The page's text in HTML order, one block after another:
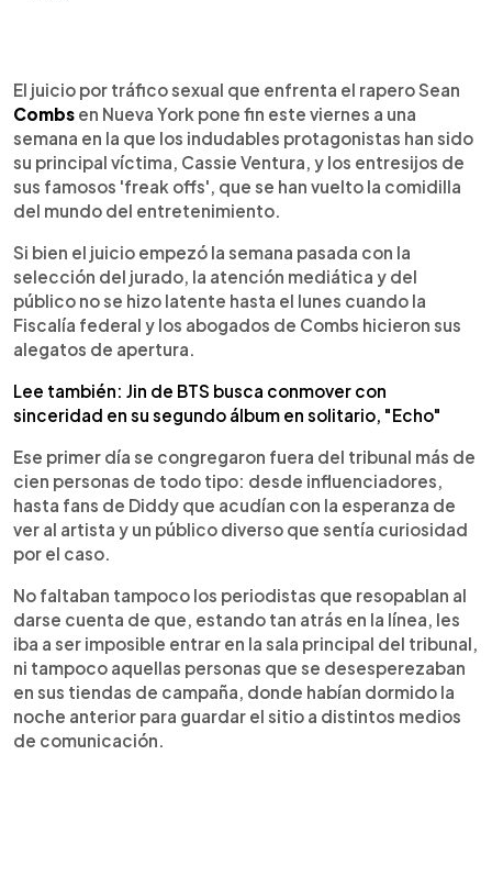
Escuchar artículo
El juicio por tráfico sexual que enfrenta el rapero Sean
Combs en Nueva York pone fin este viernes a una
semana en la que los indudables protagonistas han sido
su principal víctima, Cassie Ventura, y los entresijos de
sus famosos 'freak offs', que se han vuelto la comidilla
del mundo del entretenimiento.
Si bien el juicio empezó la semana pasada con la
selección del jurado, la atención mediática y del
público no se hizo latente hasta el lunes cuando la
Fiscalía federal y los abogados de Combs hicieron sus
alegatos de apertura.
Lee también: Jin de BTS busca conmover con
sinceridad en su segundo álbum en solitario, "Echo"
Ese primer día se congregaron fuera del tribunal más de
cien personas de todo tipo: desde influenciadores,
hasta fans de Diddy que acudían con la esperanza de
ver al artista y un público diverso que sentía curiosidad
por el caso.
No faltaban tampoco los periodistas que resopablan al
darse cuenta de que, estando tan atrás en la línea, les
iba a ser imposible entrar en la sala principal del tribunal,
ni tampoco aquellas personas que se desesperezaban
en sus tiendas de campaña, donde habían dormido la
noche anterior para guardar el sitio a distintos medios
de comunicación.